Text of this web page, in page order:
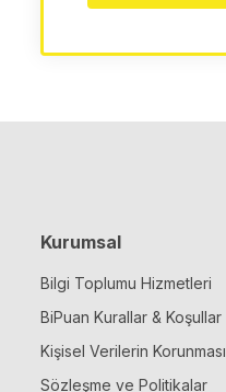
Kurumsal
Bilgi Toplumu Hizmetleri
BiPuan Kurallar & Koşullar
Kişisel Verilerin Korunması
Sözleşme ve Politikalar